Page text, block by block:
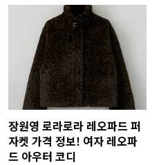
장원영 로라로라 레오파드 퍼
자켓 가격 정보! 여자 레오파
드 아우터 코디